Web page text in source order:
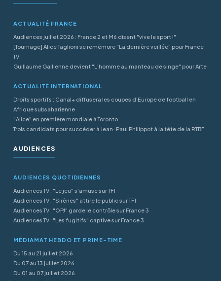
ACTUALITÉ FRANCE
Audiences juillet 2026 : France 2 et M6 disent "vive le sport !"
[Tournage] Alice Taglioni se remémore "La dernière veillée" pour France
TV
Guillaume Gallienne devient "L’homme au manteau de singe" pour Arte
ACTUALITÉ INTERNATIONAL
Droits sportifs : Canal+ diffusera les coupes d’Europe de football en
Afrique subsaharienne
"Alice" en première mondiale à Toronto
Trois candidats pour succéder à Jean-Paul Philippot à la tête de la RTBF
AUDIENCES
AUDIENCES QUOTIDIENNES
Audiences TV : "Le jeu" s'amuse sur TF1
Audiences TV : "Sirènes" attire le public sur TF1
Audiences TV : "OPJ" garde le contrôle sur France 3
Audiences TV : "Les fugitifs" captive sur France 3
MÉDIAMAT HEBDO ET PRIME-TIME
Du 15 au 21 juillet 2026
Du 07 au 13 juillet 2026
Du 01 au 07 juillet 2026